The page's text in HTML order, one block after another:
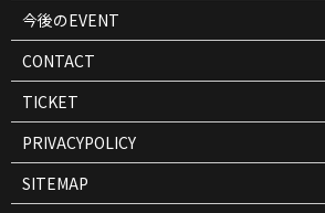
今後のEVENT
CONTACT
TICKET
PRIVACYPOLICY
SITEMAP